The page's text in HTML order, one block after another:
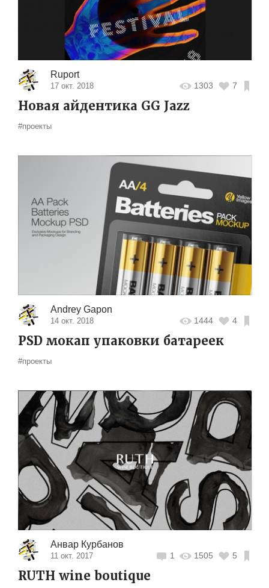
Ruport
17 окт. 2018 1303 7
Новая айдентика GG Jazz
#проекты
Andrey Gapon
14 окт. 2018 1444 4
PSD мокап упаковки батареек
#проекты
Анвар Курбанов
11 окт. 2017 1 1505 5
RUTH wine boutique